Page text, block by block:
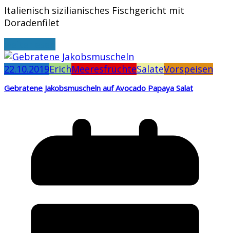
Italienisch sizilianisches Fischgericht mit
Doradenfilet
22.10.2019ErichMeeresfrüchteSalateVorspeisen
Gebratene Jakobsmuscheln auf Avocado Papaya Salat